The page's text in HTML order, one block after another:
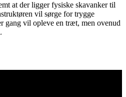
at der ligger fysiske skavanker til
vil sørge for trygge
gang vil opleve en træt, men ovenud